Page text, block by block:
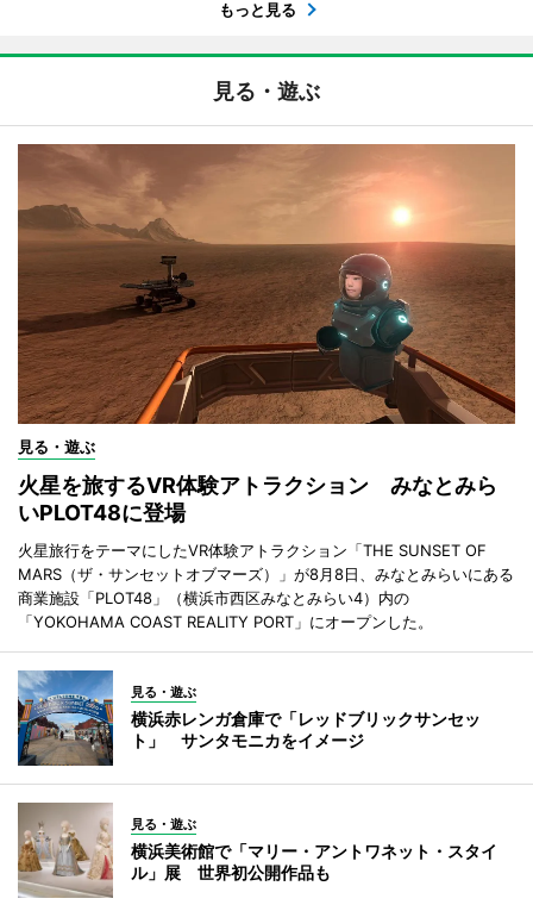
もっと見る
見る・遊ぶ
見る・遊ぶ
火星を旅するVR体験アトラクション みなとみら
いPLOT48に登場
火星旅行をテーマにしたVR体験アトラクション「THE SUNSET OF
MARS（ザ・サンセットオブマーズ）」が8月8日、みなとみらいにある
商業施設「PLOT48」（横浜市西区みなとみらい4）内の
「YOKOHAMA COAST REALITY PORT」にオープンした。
見る・遊ぶ
横浜赤レンガ倉庫で「レッドブリックサンセッ
ト」 サンタモニカをイメージ
見る・遊ぶ
横浜美術館で「マリー・アントワネット・スタイ
ル」展 世界初公開作品も